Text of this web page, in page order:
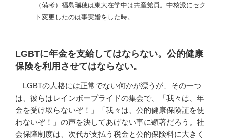
（備考）福島瑞穂は東大在学中は共産党員。中核派にセク
ト変更したのは事実婚をした時。
LGBTに年金を支給してはならない。公的健康
保険を利用させてはならない。
LGBTの人格には正常でない何かが漂うが、その一つ
は、彼らはレインボープライドの集会で、「我々は、年
金を受け取らないぞ！」「我々は、公的健康保険証を使
わないぞ！」の声を決してあげない事に顕著だろう。社
会保障制度は、次代が支払う税金と公的保険料に大きく